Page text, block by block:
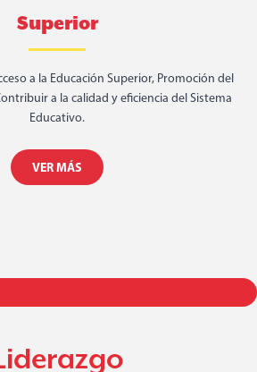
Superior
a la Educación Superior, Promoción del
a la calidad y eficiencia del Sistema
Educativo.
VER MÁS